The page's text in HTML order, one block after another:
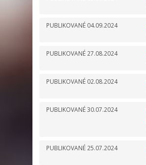
PUBLIKOVANÉ 04.09.2024
PUBLIKOVANÉ 27.08.2024
PUBLIKOVANÉ 02.08.2024
PUBLIKOVANÉ30.07.2024
PUBLIKOVANÉ 25.07.2024